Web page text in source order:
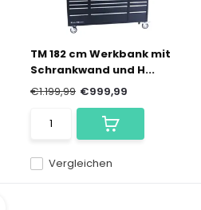
TM 182 cm Werkbank mit
Schrankwand und H...
Vergleichen
€1.199,99 €999,99